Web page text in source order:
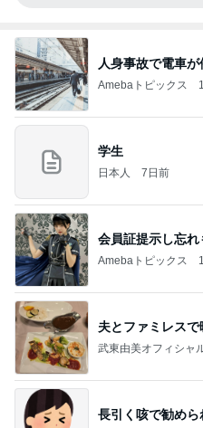
人身事故で電車
Amebaトピックス
学生
日本人 7日前
会員証提示し忘
Amebaトピックス
夫とファミレスで
武東由美オフィシャ
長引く咳で勧め